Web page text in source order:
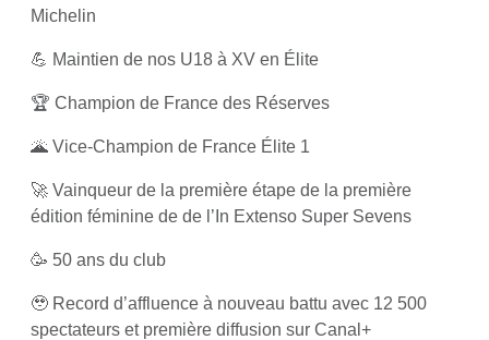
Michelin
💪 Maintien de nos U18 à XV en Élite
🏆 Champion de France des Réserves
🌋 Vice-Champion de France Élite 1
🚀 Vainqueur de la première étape de la première
édition féminine de de l’In Extenso Super Sevens
🥳 50 ans du club
🥹 Record d’affluence à nouveau battu avec 12 500
spectateurs et première diffusion sur Canal+